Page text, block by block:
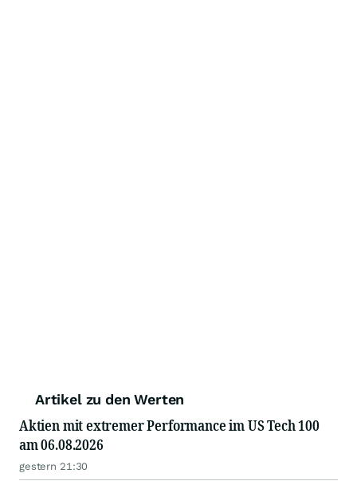
Artikel zu den Werten
Aktien mit extremer Performance im US Tech 100
am 06.08.2026
gestern 21:30